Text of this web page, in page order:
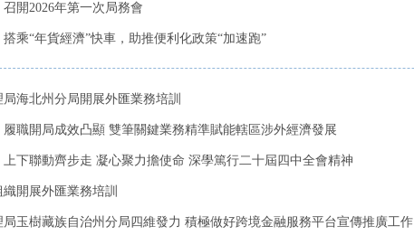
開2026年第一次局務會
乘“年貨經濟”快車，助推便利化政策“加速跑”
局海北州分局開展外匯業務培訓
職開局成效凸顯 雙筆關鍵業務精準賦能轄區涉外經濟發展
下聯動齊步走 凝心聚力擔使命 深學篤行二十屆四中全會精神
開展外匯業務培訓
局玉樹藏族自治州分局四維發力 積極做好跨境金融服務平台宣傳推廣工作